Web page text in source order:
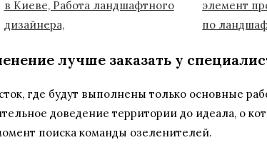
лучше заказать у
где будут выполнены только основные
доведение территории до идеала, о
поиска команды озеленителей.